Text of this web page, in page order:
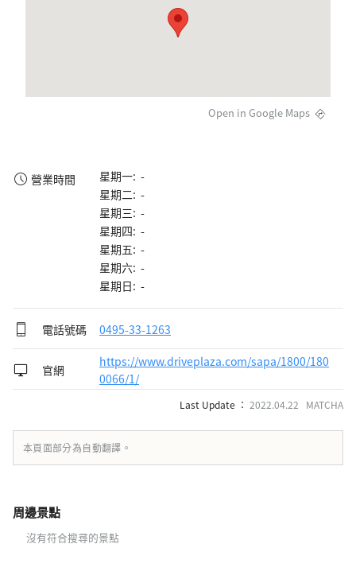
Open in Google Maps
營業時間
星期一: -
星期二: -
星期三: -
星期四: -
星期五: -
星期六: -
星期日: -
電話號碼 0495-33-1263
官網
https://www.driveplaza.com/sapa/1800/180
0066/1/
Last Update ： 2022.04.22 MATCHA
本頁面部分為自動翻譯。
周邊景點
沒有符合搜尋的景點